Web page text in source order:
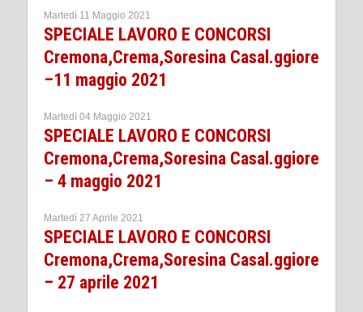
Martedì 11 Maggio 2021
SPECIALE LAVORO E CONCORSI
Cremona,Crema,Soresina Casal.ggiore
–11 maggio 2021
Martedì 04 Maggio 2021
SPECIALE LAVORO E CONCORSI
Cremona,Crema,Soresina Casal.ggiore
– 4 maggio 2021
Martedì 27 Aprile 2021
SPECIALE LAVORO E CONCORSI
Cremona,Crema,Soresina Casal.ggiore
– 27 aprile 2021